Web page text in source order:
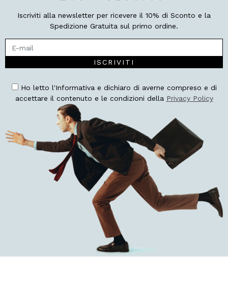
Iscriviti alla newsletter per ricevere il 10% di Sconto e la
Spedizione Gratuita sul primo ordine.
ISCRIVITI
Ho letto l'Informativa e dichiaro di averne compreso e di
accettare il contenuto e le condizioni della Privacy Policy